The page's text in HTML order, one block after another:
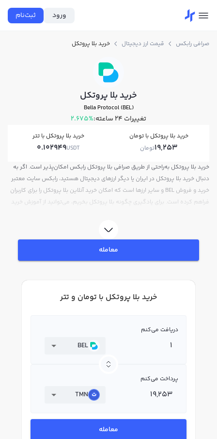
ورود ثبت‌نام
صرافی رابکس قیمت ارز دیجیتال خرید بلا پروتکل
خرید بلا پروتکل
Bella Protocol (BEL)
تغییرات ۲۴ ساعته: 2.675%
خرید بلا پروتکل با تومان
19,253تومان
خرید بلا پروتکل با تتر
0.102949USDT
خرید بلا پروتکل به‌راحتی از طریق صرافی بلا پروتکل رابکس امکان‌پذیر است. اگر به
دنبال خرید بلا پروتکل در ایران یا دیگر ارزهای دیجیتال هستید، رابکس سایت معتبر
خرید و فروش BEL و سایر ارزها است که امکان خرید آنلاین بلا پروتکل را برای کاربران
فراهم کرده است. برای یادگیری چگونه بلا پروتکل بخریم، می‌توانید از آموزش خرید
BEL بپردازید. در بازار رابکس، قیمت لحظه‌ای، نمودار و امکانات فروش بلا پروتکل نیز
در دسترس شما قرار دارد تا بتوانید تصمیمات بهتری در معاملات خود بگیرید.
معامله
خرید بلا پروتکل با تومان و تتر
دریافت می‌کنم
BEL
پرداخت می‌کنم
TMN
معامله